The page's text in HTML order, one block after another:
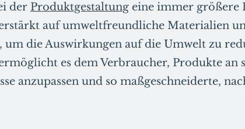
der Produktgestaltungeine immer größere
auf umweltfreundliche Materialien
die Auswirkungen auf die Umwelt zu
es dem Verbraucher, Produkte an
anzupassen und so maßgeschneiderte,